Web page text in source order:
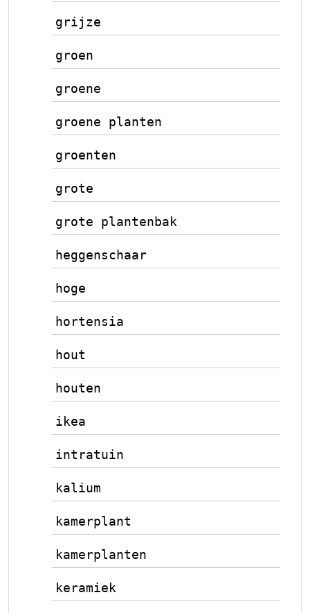
grijze
groen
groene
groene planten
groenten
grote
grote plantenbak
heggenschaar
hoge
hortensia
hout
houten
ikea
intratuin
kalium
kamerplant
kamerplanten
keramiek